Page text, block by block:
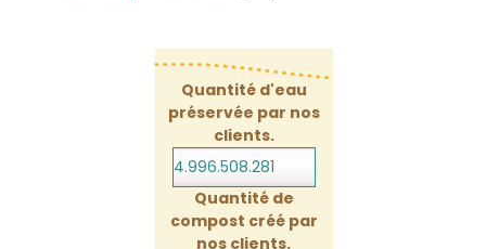
Quantité d'eau
préservée par nos
clients.
4.996.508.302
Quantité de
compost créé par
nos clients.